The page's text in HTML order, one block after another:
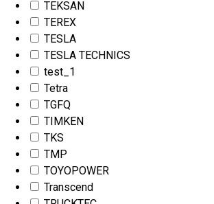
TEKSAN
TEREX
TESLA
TESLA TECHNICS
test_1
Tetra
TGFQ
TIMKEN
TKS
TMP
TOYOPOWER
Transcend